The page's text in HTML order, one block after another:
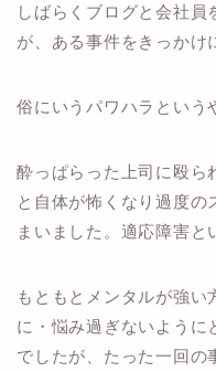
しばらくブログと会社員
が、ある事件をきっかけ
俗にいうパワハラという
酔っぱらった上司に殴ら
と自体が怖くなり過度の
まいました。適応障害と
もともとメンタルが強
に・悩み過ぎないように
でしたが、たった一回の